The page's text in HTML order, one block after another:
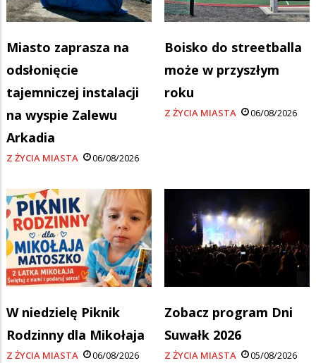
Miasto zaprasza na
odsłonięcie
tajemniczej instalacji
na wyspie Zalewu
Arkadia
Z ŻYCIA MIASTA 06/08/2026
Boisko do streetballa
może w przyszłym
roku
Z ŻYCIA MIASTA 06/08/2026
W niedzielę Piknik
Rodzinny dla Mikołaja
Z ŻYCIA MIASTA 06/08/2026
Zobacz program Dni
Suwałk 2026
Z ŻYCIA MIASTA 05/08/2026